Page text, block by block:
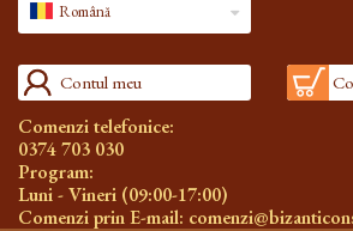
Română
Contul meu
Comenzi telefonice:
0374 703 030
Program:
Luni - Vineri (09:00-17:00)
Comenzi prin E-mail: